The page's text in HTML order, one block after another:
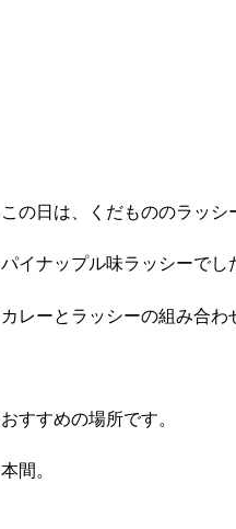
この日は、くだもののラッシ
パイナップル味ラッシーでし
カレーとラッシーの組み合わ
おすすめの場所です。
本間。